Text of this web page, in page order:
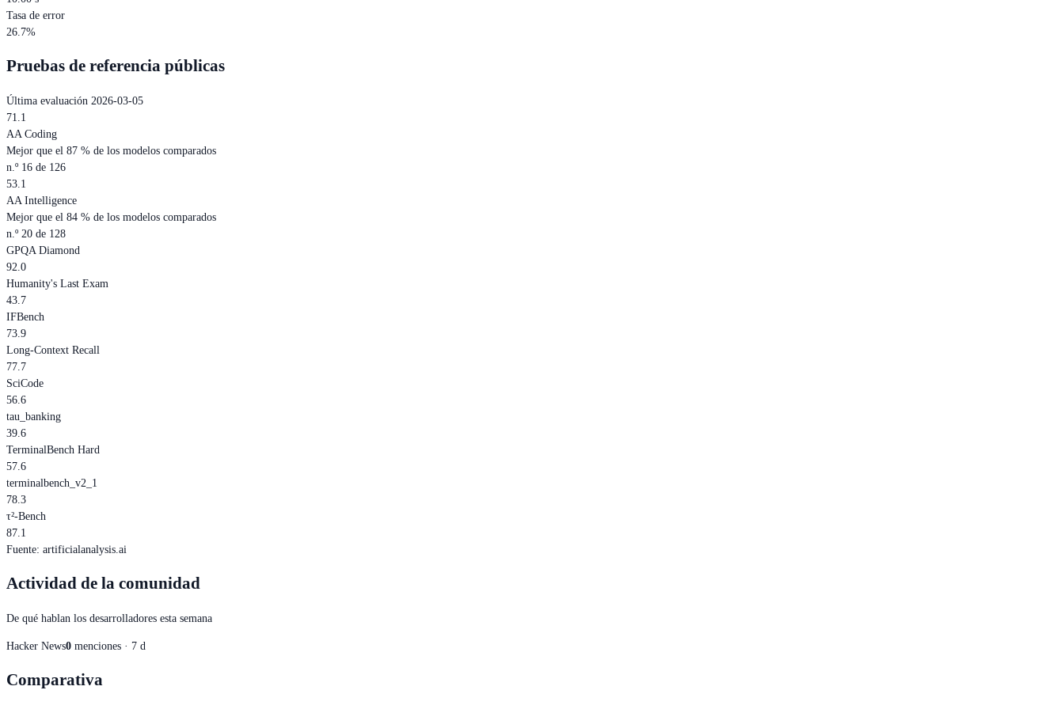
Tasa de error
26.7%
Pruebas de referencia públicas
Última evaluación 2026-03-05
71.1
AA Coding
Mejor que el 87 % de los modelos comparados
n.º 16 de 126
53.1
AA Intelligence
Mejor que el 84 % de los modelos comparados
n.º 20 de 128
GPQA Diamond
92.0
Humanity's Last Exam
43.7
IFBench
73.9
Long-Context Recall
77.7
SciCode
56.6
tau_banking
39.6
TerminalBench Hard
57.6
terminalbench_v2_1
78.3
τ²-Bench
87.1
Fuente: artificialanalysis.ai
Actividad de la comunidad
De qué hablan los desarrolladores esta semana
Hacker News0 menciones · 7 d
Comparativa